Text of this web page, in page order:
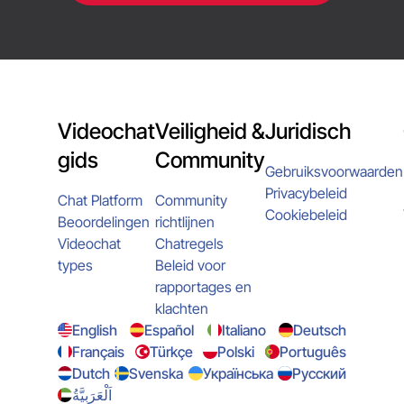
Videochat
gids
Chat Platform
Beoordelingen
Videochat
types
Veiligheid &
Community
Community
richtlijnen
Chatregels
Beleid voor
rapportages en
klachten
Juridisch
Gebruiksvoorwaarden
Privacybeleid
Cookiebeleid
English Español Italiano
Deutsch
Français
Türkçe Polski
Português
Dutch
Svenska Українська
Русский
اَلْعَرَبِيَّةُ